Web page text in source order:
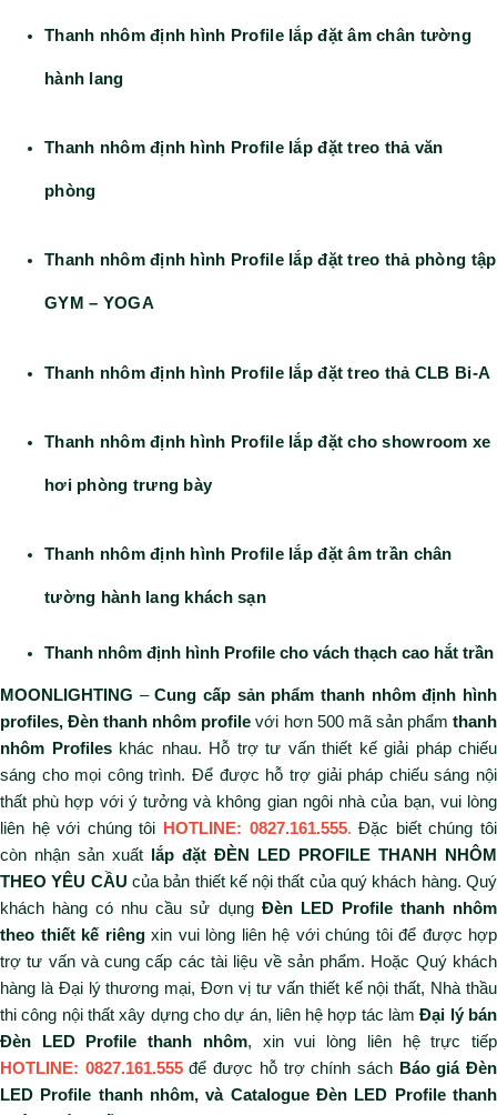
Ứng dụng Thanh nhôm định hình
Thanh nhôm định hình Profile lắp đặt âm trần tường
Thanh nhôm định hình Profile lắp đặt góc tường
Thanh nhôm định hình Profile lắp đặt âm chân tường
Thanh nhôm định hình Profile lắp đặt âm chân tường
hành lang
Thanh nhôm định hình Profile lắp đặt treo thả văn
phòng
Thanh nhôm định hình Profile lắp đặt treo thả phòng tập
GYM – YOGA
Thanh nhôm định hình Profile lắp đặt treo thả CLB Bi-A